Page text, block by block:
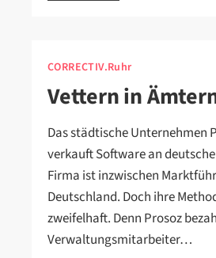
CORRECTIV.Ruhr
Vettern in
Das städtische Unternehmen
verkauft Software an
Firma ist inzwischen
Deutschland. Doch ihre
zweifelhaft. Denn Prosoz
Verwaltungsmitarbeiter…